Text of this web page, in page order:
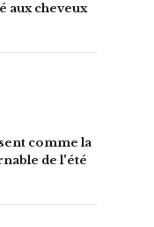
aux cheveux
comme la
de l'été